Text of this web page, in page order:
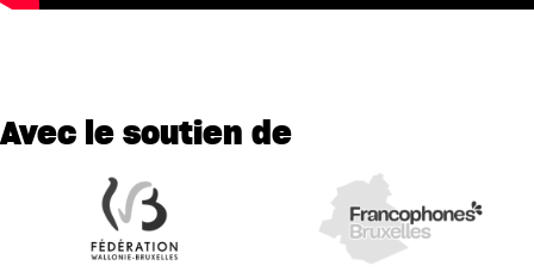
Avec le soutien de